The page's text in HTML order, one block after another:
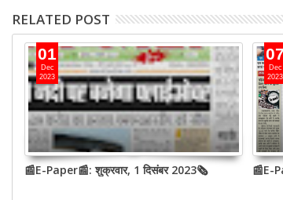
RELATED POST
01
Dec
2023
📰E-Paper📰: शुक्रवार, 1 दिसंबर 2023🗞
07
Dec
2023
📰E-